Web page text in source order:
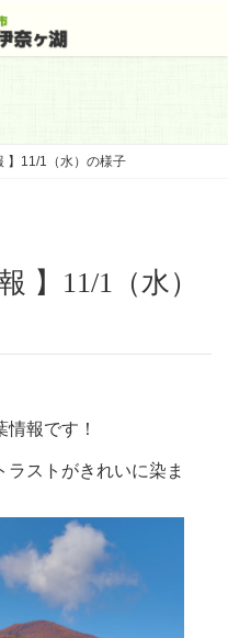
】11/1（水）の様子
】11/1（水）
報です！
ストがきれいに染ま